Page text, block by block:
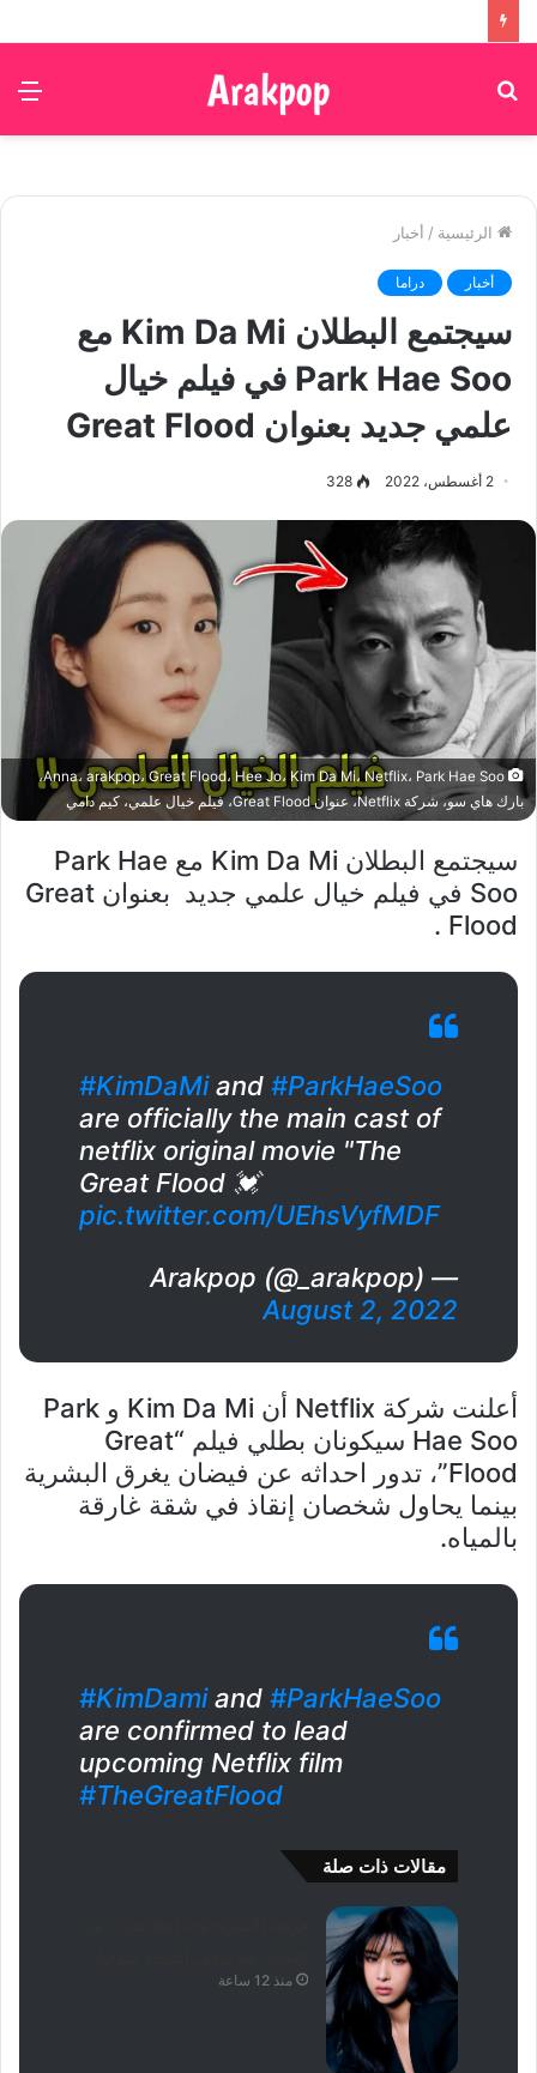
الرئيسية / أخبار
أخبار دراما
سيجتمع البطلان Kim Da Mi مع
Park Hae Soo في فيلم خيال
علمي جديد بعنوان Great Flood
2 أغسطس، 2022 328
Anna، arakpop، Great Flood، Hee Jo، Kim Da Mi، Netflix، Park Hae Soo،
بارك هاي سو، شركة Netflix، عنوان Great Flood، فيلم خيال علمي، كيم دامي
سيجتمع البطلان Kim Da Mi مع Park Hae
Soo في فيلم خيال علمي جديد بعنوان Great
Flood .
#KimDaMiand #ParkHaeSoo
are officially the main cast of
netflix original movie "The
Great Flood 💓
pic.twitter.com/UEhsVyfMDF
— Arakpop (@_arakpop)
August 2, 2022
أعلنت شركة Netflix أن Kim Da Mi و Park
Hae Soo سيكونان بطلي فيلم “Great
Flood”، تدور احداثه عن فيضان يغرق البشرية
بينما يحاول شخصان إنقاذ في شقة غارقة
بالمياه.
#KimDamiand #ParkHaeSoo
are confirmed to lead
upcoming Netflix film
#TheGreatFlood
مقالات ذات صلة
منذ 12 ساعة